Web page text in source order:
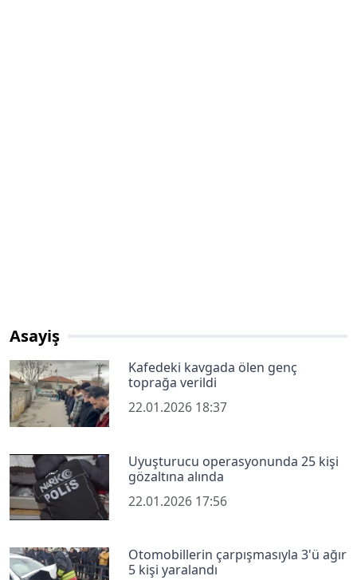
Asayiş
Kafedeki kavgada ölen genç
toprağa verildi
22.01.2026 18:37
Uyuşturucu operasyonunda 25 kişi
gözaltına alında
22.01.2026 17:56
Otomobillerin çarpışmasıyla 3'ü ağır
5 kişi yaralandı